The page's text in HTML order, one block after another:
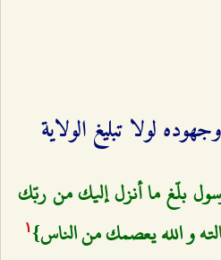
لولا تبليغ الولاية
بلّغ ما أنزل إليك من ربّك
و الله يعصمك من الناس}۱